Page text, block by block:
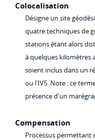
Colocalisation
Désigne un site
quatre techniques de
stations étant alors
à quelques kilomètres
soient inclus dans un
ou l'IVS. Note : ce
présence d'un
Compensation
Processus permettant